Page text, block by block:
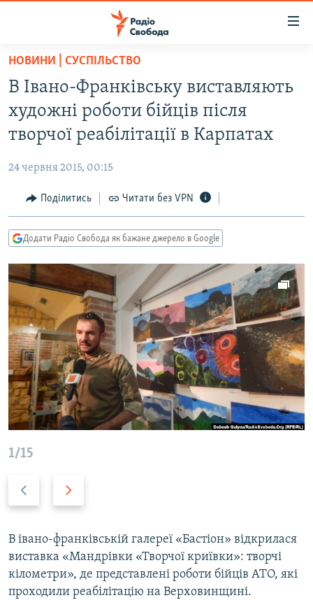
Перейти
основного
матеріалу
Перейти
до
основної
навігації
Перейти
до
пошуку
СТАТТІ
ЕКОНОМІКА
СУСПІЛЬСТВО
УКРАЇНА
СВІТ
РОСІЙСЬКА «ФІЛЬТРАЦІЯ»
ДОНБАС.РЕАЛІЇ
ТИ ЯК?
СХЕМИ
КИТАЙ.ВИКЛИКИ
МУЛЬТИМЕДІА
ФОТО
СПЕЦПРОЄКТИ
ПОДКАСТИ
РУС
УКР
КТАТ
ДОЛУЧАЙСЯ!
НОВИНИ | СУСПІЛЬСТВО
В Івано-Франківську виставляють
художні роботи бійців після
творчої реабілітації в Карпатах
24 червня 2015, 00:15
Поділитись Читати без VPN
Додати Радіо Свобода як бажане джерело в Google
1/15
Назад Вперед
В івано-франківській галереї «Бастіон» відкрилася
виставка «Мандрівки «Творчої криївки»: творчі
кілометри», де представлені роботи бійців АТО, які
проходили реабілітацію на Верховинщині.